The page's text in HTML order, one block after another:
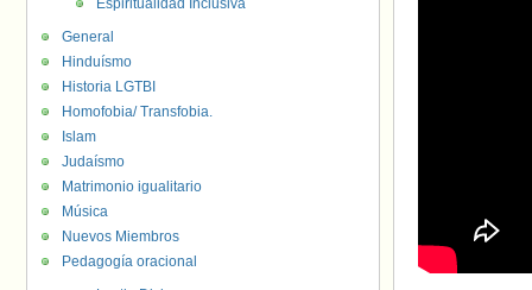
Espiritualidad Inclusiva
General
Hinduísmo
Historia LGTBI
Homofobia/ Transfobia.
Islam
Judaísmo
Matrimonio igualitario
Música
Nuevos Miembros
Pedagogía oracional